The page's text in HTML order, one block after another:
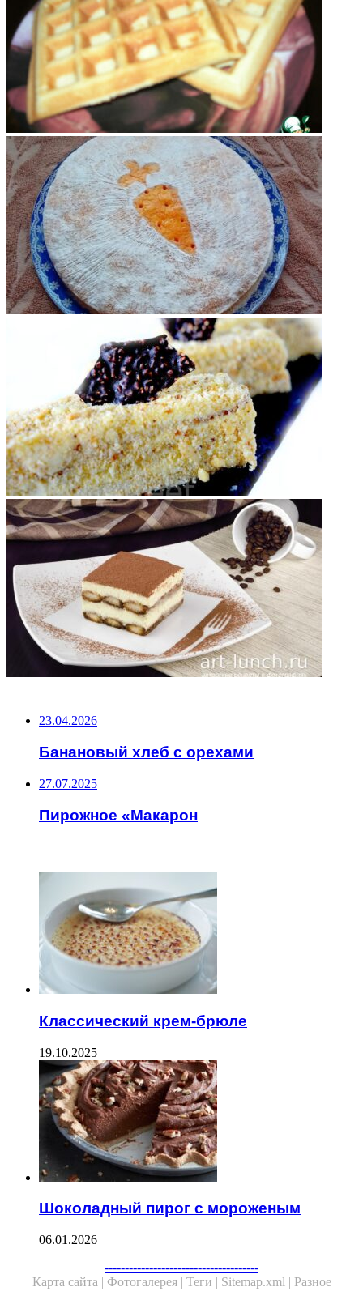
23.04.2026
Банановый хлеб с орехами
27.07.2025
Пирожное «Макарон
Классический крем-брюле
19.10.2025
Шоколадный пирог с мороженым
06.01.2026
--------------------------------------
Карта сайта | Фотогалерея | Теги | Sitemap.xml | Разное